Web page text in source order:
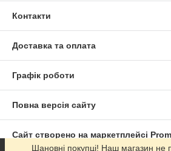
Контакти
Доставка та оплата
Графік роботи
Повна версія сайту
Сайт створено на маркетплейсі
Шановні покупці! Наш магазин